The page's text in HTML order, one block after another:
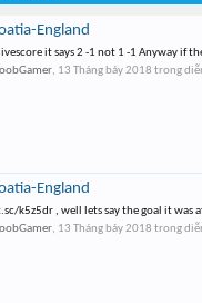
England
it says 2 -1 not 1 -1 Anyway if
, 13 Tháng bảy 2018 trong
England
k5z5dr , well lets say the goal it was
, 13 Tháng bảy 2018 trong